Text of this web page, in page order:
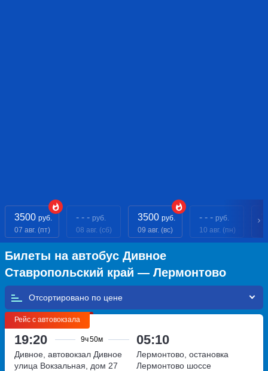
3500 руб.
07 авг. (пт)
- - - руб.
08 авг. (сб)
3500 руб.
09 авг. (вс)
- - - руб.
10 авг. (пн)
Билеты на автобус Дивное
Ставропольский край — Лермонтово
Отсортировано по
Рейс с автовокзала
19:20 9ч50м 05:10
Дивное, автовокзал Дивное
улица Вокзальная, дом 27
Лермонтово, остановка
Лермонтово шоссе